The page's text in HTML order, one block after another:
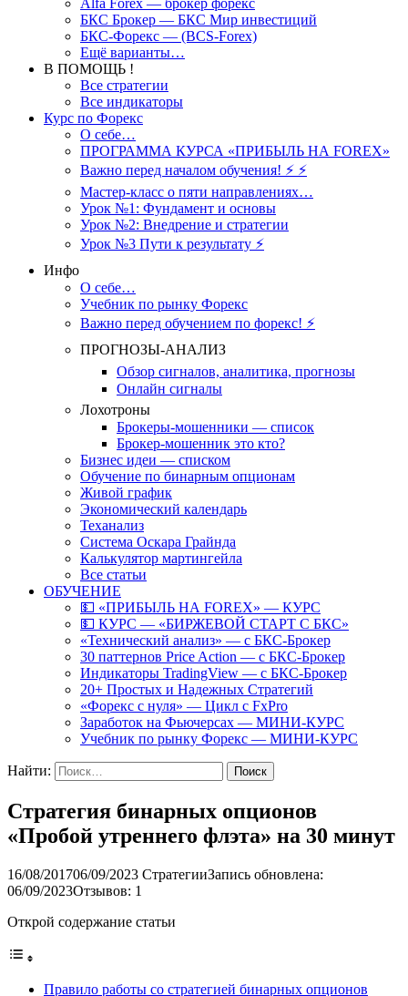
Alfa Forex — брокер форекс
БКС Брокер — БКС Мир инвестиций
БКС-Форекс — (BCS-Forex)
Ещё варианты…
В ПОМОЩЬ !
Все стратегии
Все индикаторы
Курс по Форекс
О себе…
ПРОГРАММА КУРСА «ПРИБЫЛЬ НА FOREX»
Важно перед началом обучения! ⚡ ⚡
Мастер-класс о пяти направлениях…
Урок №1: Фундамент и основы
Урок №2: Внедрение и стратегии
Урок №3 Пути к результату ⚡️
Инфо
О себе…
Учебник по рынку Форекс
Важно перед обучением по форекс! ⚡
ПРОГНОЗЫ-АНАЛИЗ
Обзор сигналов, аналитика, прогнозы
Онлайн сигналы
Лохотроны
Брокеры-мошенники — список
Брокер-мошенник это кто?
Бизнес идеи — списком
Обучение по бинарным опционам
Живой график
Экономический календарь
Теханализ
Система Оскара Грайнда
Калькулятор мартингейла
Все статьи
ОБУЧЕНИЕ
💵 «ПРИБЫЛЬ НА FOREX» — КУРС
💵 КУРС — «БИРЖЕВОЙ СТАРТ С БКС»
«Технический анализ» — с БКС-Брокер
30 паттернов Price Action — с БКС-Брокер
Индикаторы TradingView — с БКС-Брокер
20+ Простых и Надежных Стратегий
«Форекс с нуля» — Цикл с FxPro
Заработок на Фьючерсах — МИНИ-КУРС
Учебник по рынку Форекс — МИНИ-КУРС
Найти:
Стратегия бинарных опционов
«Пробой утреннего флэта» на 30 минут
16/08/201706/09/2023 СтратегииЗапись обновлена:
06/09/2023Отзывов: 1
Открой содержание статьи
Правило работы со стратегией бинарных опционов